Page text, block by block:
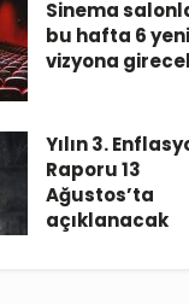
Sinema
bu hafta 6
vizyona
Yılın 3.
Raporu 13
Ağustos’ta
açıklanacak